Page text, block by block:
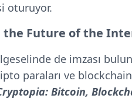
oturuyor.
Future of the
de imzası
paraları ve
Bitcoin,